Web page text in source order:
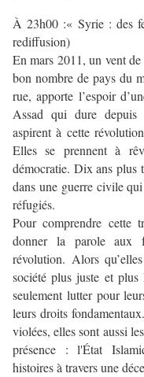
À 23h00 :« Syrie : des
rediffusion)
En mars 2011, un vent
bon nombre de pays du
rue, apporte l’espoir
Assad qui dure depuis
aspirent à cette
Elles se prennent à
démocratie. Dix ans plus
dans une guerre civile
réfugiés.
Pour comprendre cette
donner la parole aux
révolution. Alors
société plus juste et
seulement lutter pour
leurs droits
violées, elles sont aussi
présence : l'État
histoires à travers une